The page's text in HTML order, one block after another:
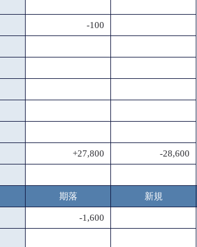
-100
+27,800 -28,600
期落 新規
-1,600